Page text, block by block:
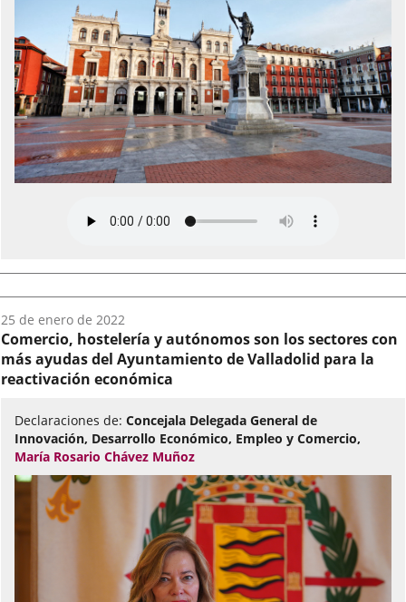
Fecha
del
audio:
25 de enero de 2022
Comercio, hostelería y autónomos son los sectores con
más ayudas del Ayuntamiento de Valladolid para la
reactivación económica
Declaraciones de: Concejala Delegada General de
Innovación, Desarrollo Económico, Empleo y Comercio,
María Rosario Chávez Muñoz